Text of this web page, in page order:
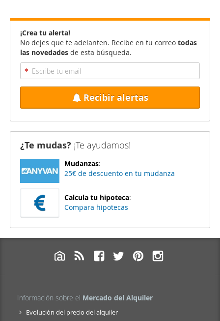
¡Crea tu alerta!
No dejes que te adelanten. Recibe en tu correo todas
las novedades de esta búsqueda.
Recibir alertas
¿Te mudas? ¡Te ayudamos!
Mudanzas:
25€ de descuento en tu mudanza
Calcula tu hipoteca:
Compara hipotecas
Información sobre el Mercado del Alquiler
Evolución del precio del alquiler